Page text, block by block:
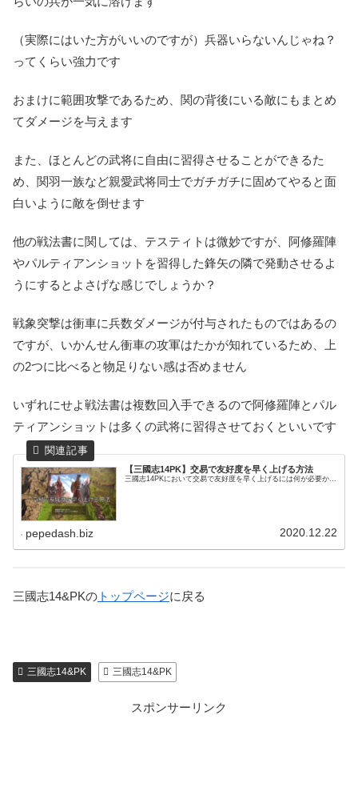
（実際にはいた方がいいのですが）兵器いらないんじゃね？
ってくらい強力です
おまけに範囲攻撃であるため、関の背後にいる敵にもまとめ
てダメージを与えます
また、ほとんどの武将に自由に習得させることができるた
め、関羽一族など親愛武将同士でガチガチに固めてやると面
白いように敵を倒せます
他の戦法書に関しては、テスティトは微妙ですが、阿修羅陣
やパルティアンショットを習得した鋒矢の隣で発動させるよ
うにするとよさげな感じでしょうか？
戦象突撃は衝車に兵数ダメージが付与されたものではあるの
ですが、いかんせん衝車の攻軍はたかが知れているため、上
の2つに比べると物足りない感は否めません
いずれにせよ戦法書は複数回入手できるので阿修羅陣とパル
ティアンショットは多くの武将に習得させておくといいです
【三國志14PK】交易で友好度を早く上げる方法
三國志14PKにおいて交易で友好度を早く上げるには何が必要か...
pepedash.biz 2020.12.22
三國志14&PKの トップページに戻る
三國志14&PK 三國志14&PK
スポンサーリンク